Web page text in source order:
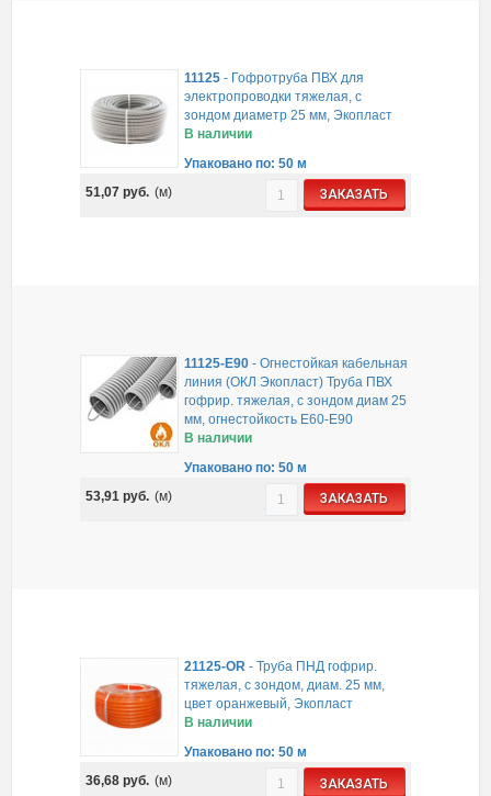
11125 - Гофротруба ПВХ для
электропроводки тяжелая, с
зондом диаметр 25 мм, Экопласт
В наличии
Упаковано по: 50 м
51,07руб. (м) ЗАКАЗАТЬ
11125-E90 -Огнестойкая кабельная
линия (ОКЛ Экопласт) Труба ПВХ
гофрир. тяжелая, с зондом диам 25
мм, огнестойкость E60-E90
В наличии
Упаковано по: 50 м
53,91руб. (м) ЗАКАЗАТЬ
21125-OR -Труба ПНД гофрир.
тяжелая, с зондом, диам. 25 мм,
цвет оранжевый, Экопласт
В наличии
Упаковано по: 50 м
36,68руб. (м) ЗАКАЗАТЬ